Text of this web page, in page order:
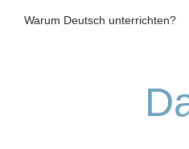
Warum Deutsch unterrichten?